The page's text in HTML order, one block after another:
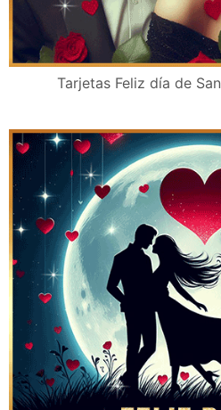
Tarjetas Feliz día de